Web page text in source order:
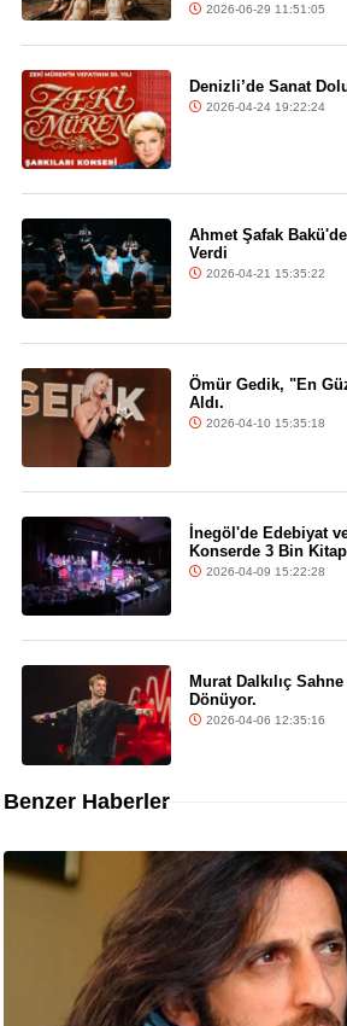
2026-06-29 11:51:05
Denizli’de Sanat
2026-04-24 19:22:24
Ahmet Şafak
Verdi
2026-04-21 15:35:22
Ömür Gedik, "En
Aldı.
2026-04-10 15:35:18
İnegöl'de Edebiyat
Konserde 3 Bin Kitap
2026-04-09 15:22:28
Murat Dalkılıç
Dönüyor.
2026-04-06 12:35:16
Benzer Haberler